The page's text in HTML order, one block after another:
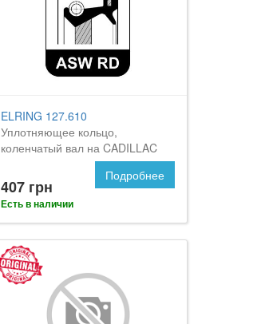
ELRING 127.610
Уплотняющее кольцо,
коленчатый вал на CADILLAC
407 грн
Есть в наличии
Подробнее